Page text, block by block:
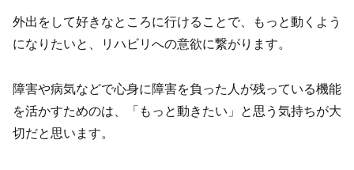
外出をして好きなところに行けることで、もっと動くよう
になりたいと、リハビリへの意欲に繋がります。
障害や病気などで心身に障害を負った人が残っている機能
を活かすためのは、「もっと動きたい」と思う気持ちが大
切だと思います。